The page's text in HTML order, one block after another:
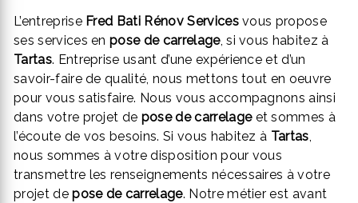
L’entreprise Fred Bati Rénov Servicesvous propose
ses services enpose de carrelage, si vous habitez à
Tartas. Entreprise usant d’une expérience et d’un
savoir-faire de qualité, nous mettons tout en oeuvre
pour vous satisfaire. Nous vous accompagnons ainsi
dans votre projet de pose de carrelageet sommes à
l’écoute de vos besoins. Si vous habitez à Tartas,
nous sommes à votre disposition pour vous
transmettre les renseignements nécessaires à votre
projet depose de carrelage. Notre métier est avant